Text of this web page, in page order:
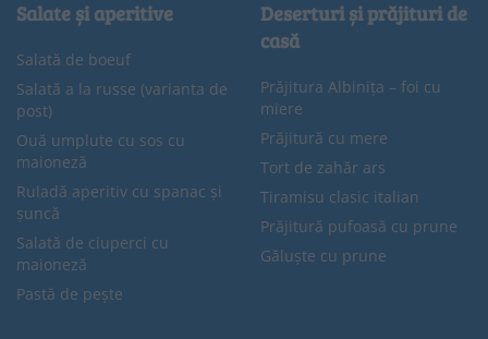
Salate și aperitive
Salată de boeuf
Salată a la russe (varianta de
post)
Ouă umplute cu sos cu
maioneză
Ruladă aperitiv cu spanac și
șuncă
Salată de ciuperci cu
maioneză
Pastă de pește
Deserturi și prăjituri de
casă
Prăjitura Albinița – foi cu
miere
Prăjitură cu mere
Tort de zahăr ars
Tiramisu clasic italian
Prăjitură pufoasă cu prune
Găluște cu prune